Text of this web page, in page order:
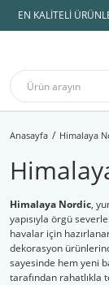
EN KALİTELİ
Anasayfa Himalaya
Himalaya Nordic,
yapısıyla örgü
havalar için
dekorasyon
sayesinde hem yeni
tarafından rahatlıkla